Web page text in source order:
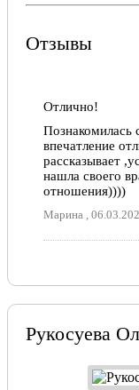
Отзывы
Отлично!
Познакомилась
впечатление
рассказывает
нашла своего
отношения))))
Марина ,
Рукосуева